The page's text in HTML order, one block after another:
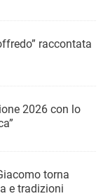
raccontata
2026 con lo
torna
e tradizioni